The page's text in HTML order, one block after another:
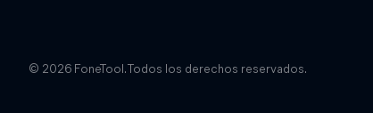
© 2026 FoneTool. Todos los derechos reservados.